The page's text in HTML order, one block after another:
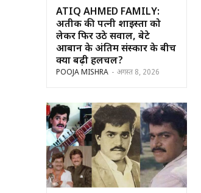
ATIQ AHMED FAMILY:
अतीक की पत्नी शाइस्ता को
लेकर फिर उठे सवाल, बेटे
आबान के अंतिम संस्कार के बीच
क्यों बढ़ी हलचल?
POOJA MISHRA - अगस्त 8, 2026